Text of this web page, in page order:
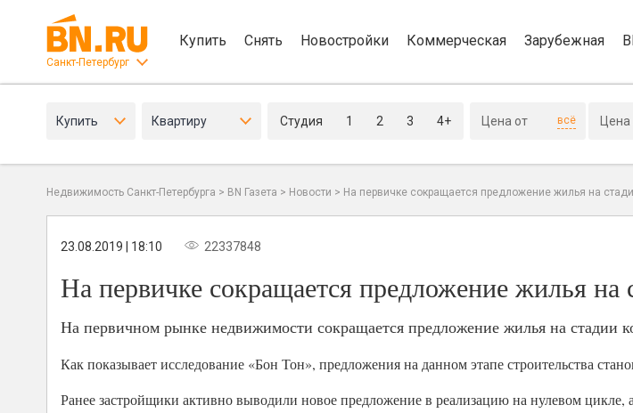
Санкт-Петербург
Купить Снять Новостройки Коммерческая Зарубежная
Купить Квартиру Студия 1 2 3 4+ всё
Недвижимость Санкт-Петербурга > BN Газета > Новости > На первичке сокращается предложение жилья на
23.08.2019 | 18:10 22337848
На первичке сокращается предложение жилья на
На первичном рынке недвижимости сокращается предложение жилья на стадии
Как показывает исследование «Бон Тон», предложения на данном этапе строительства
Ранее застройщики активно выводили новое предложение в реализацию на нулевом